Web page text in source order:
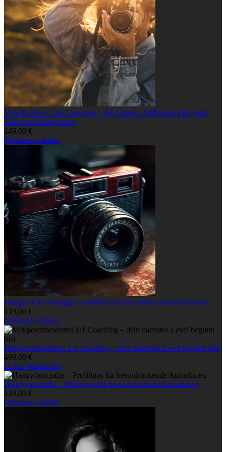
Vom
Knipsen
zum
Gestalten
Aufbaukurs
für
mehr
Tiefe
und
Bildwirkung
Vom Knipsen zum Gestalten – der kreative Aufbaukurs für mehr
Tiefe und Bildwirkung
149,00 €
Optionen wählen
weist
mehrere
Varianten
auf.
Die
Optionen
können
der
Produktseite
gewählt
Fotografie
Grundlagen
–
endlich
raus
aus
dem
Automatikmodus
Fotografie Grundlagen – endlich raus aus dem Automatikmodus
119,00 €
Optionen wählen
Produkt
mehrere
auf.
Die
Optionen
Produktseite
gewählt
werden
Maßgeschneidertes
1:1
Coaching
–
dein
nächstes
Level
Maßgeschneidertes 1:1 Coaching – dein nächstes Level beginnt hier
499,00 €
in den Warenkorb
Handyfotografie
–
Profitipps
Handyfotografie – Profitipps für beeindruckende Aufnahmen
119,00 €
Optionen wählen
mehrere
Varianten
auf.